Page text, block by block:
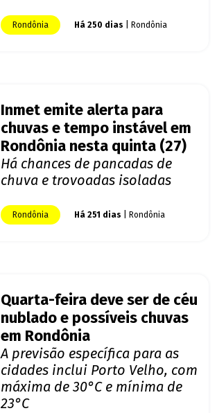
Rondônia Há 250 dias | Rondônia
Inmet emite alerta para
chuvas e tempo instável em
Rondônia nesta quinta (27)
Há chances de pancadas de
chuva e trovoadas isoladas
Rondônia Há 251 dias | Rondônia
Quarta-feira deve ser de céu
nublado e possíveis chuvas
em Rondônia
A previsão específica para as
cidades inclui Porto Velho, com
máxima de 30°C e mínima de
23°C